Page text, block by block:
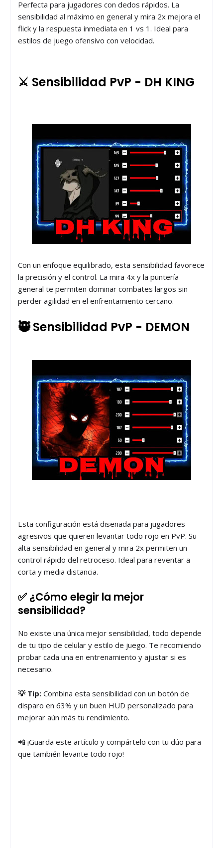
Perfecta para jugadores con dedos rápidos. La
sensibilidad al máximo en general y mira 2x mejora el
flick y la respuesta inmediata en 1 vs 1. Ideal para
estilos de juego ofensivo con velocidad.
⚔️ Sensibilidad PvP - DH KING
Con un enfoque equilibrado, esta sensibilidad favorece
la precisión y el control. La mira 4x y la puntería
general te permiten dominar combates largos sin
perder agilidad en el enfrentamiento cercano.
🥷 Sensibilidad PvP - DEMON
Esta configuración está diseñada para jugadores
agresivos que quieren levantar todo rojo en PvP. Su
alta sensibilidad en general y mira 2x permiten un
control rápido del retroceso. Ideal para reventar a
corta y media distancia.
✅ ¿Cómo elegir la mejor
sensibilidad?
No existe una única mejor sensibilidad, todo depende
de tu tipo de celular y estilo de juego. Te recomiendo
probar cada una en entrenamiento y ajustar si es
necesario.
💡 Tip: Combina esta sensibilidad con un botón de
disparo en 63% y un buen HUD personalizado para
mejorar aún más tu rendimiento.
📲 ¡Guarda este artículo y compártelo con tu dúo para
que también levante todo rojo!